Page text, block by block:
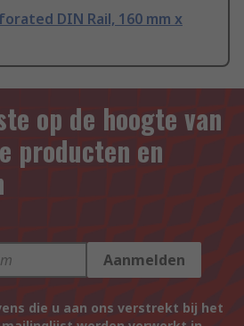
DIN Rail, 160 mm x
op de hoogte van
producten en
Aanmelden
die u aan ons verstrekt bij het